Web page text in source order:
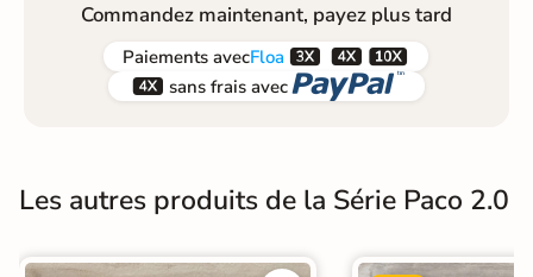
Commandez maintenant, payez plus tard
Paiements avecFloa  
 sans frais avec 
Les autres produits de la Série Paco 2.0